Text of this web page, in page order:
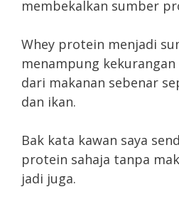
membekalkan sumber
Whey protein menjadi
menampung
dari makanan sebenar
dan ikan.
Bak kata kawan saya
protein sahaja tanpa
jadi juga.